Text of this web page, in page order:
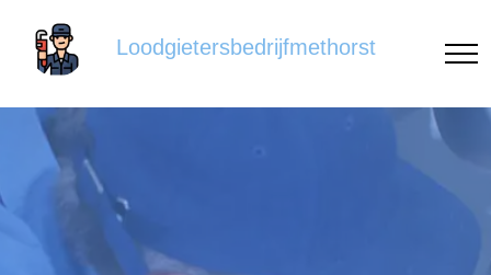
Loodgietersbedrijfmethorst